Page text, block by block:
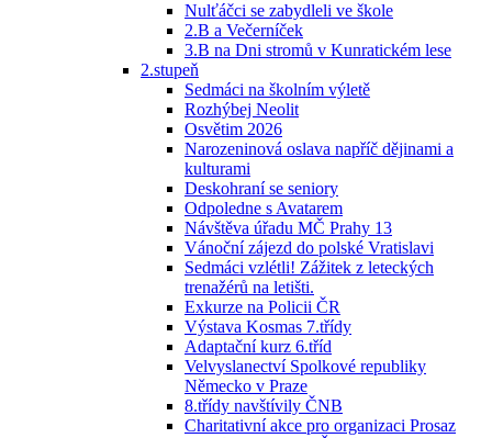
Nulťáčci se zabydleli ve škole
2.B a Večerníček
3.B na Dni stromů v Kunratickém lese
2.stupeň
Sedmáci na školním výletě
Rozhýbej Neolit
Osvětim 2026
Narozeninová oslava napříč dějinami a
kulturami
Deskohraní se seniory
Odpoledne s Avatarem
Návštěva úřadu MČ Prahy 13
Vánoční zájezd do polské Vratislavi
Sedmáci vzlétli! Zážitek z leteckých
trenažérů na letišti.
Exkurze na Policii ČR
Výstava Kosmas 7.třídy
Adaptační kurz 6.tříd
Velvyslanectví Spolkové republiky
Německo v Praze
8.třídy navštívily ČNB
Charitativní akce pro organizaci Prosaz